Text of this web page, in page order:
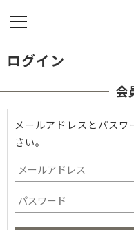
ログイン
会
メールアドレスとパス
さい。